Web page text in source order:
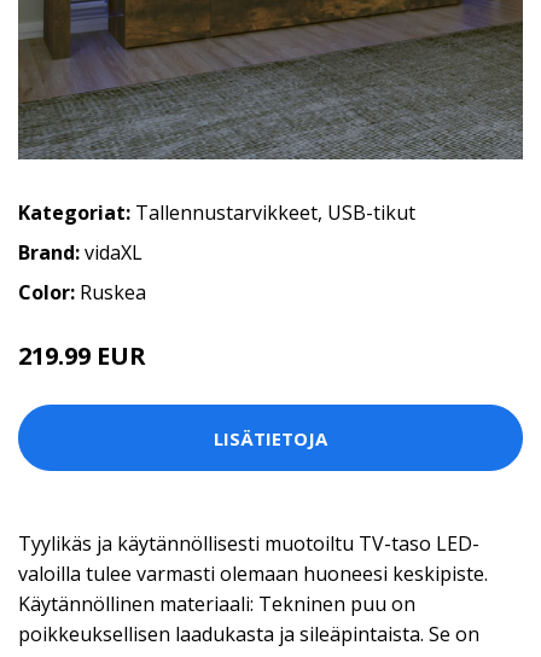
Kategoriat: Tallennustarvikkeet, USB-tikut
Brand:vidaXL
Color: Ruskea
219.99 EUR
LISÄTIETOJA
Tyylikäs ja käytännöllisesti muotoiltu TV-taso LED-
valoilla tulee varmasti olemaan huoneesi keskipiste.
Käytännöllinen materiaali: Tekninen puu on
poikkeuksellisen laadukasta ja sileäpintaista. Se on